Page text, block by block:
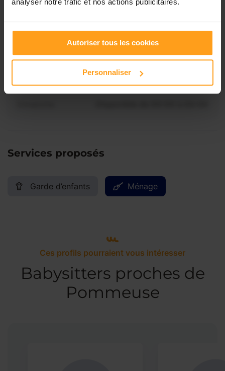
Autoriser tous les cookies
Personnaliser
Jeudi Disponible de 00:00 à 00:00
Disponible de 00:00 à 00:00
Disponible de 00:00 à 00:00
Services proposés
Garde d’enfants Ménage
Ces profils pourraient vous intéresser
Babysitters proches de
Pommeuse